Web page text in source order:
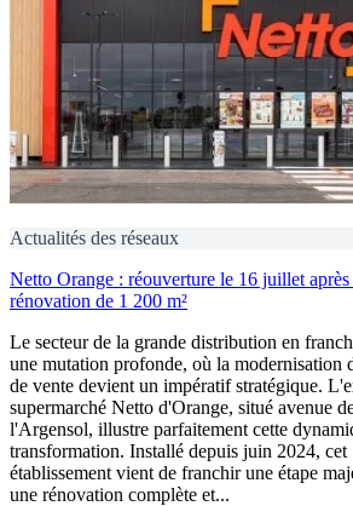
Actualités des réseaux
Netto Orange : réouverture le 16 juillet après
rénovation de 1 200 m²
Le secteur de la grande distribution en
une mutation profonde, où la modernisation
de vente devient un impératif stratégique.
supermarché Netto d'Orange, situé avenue
l'Argensol, illustre parfaitement cette
transformation. Installé depuis juin 2024, cet
établissement vient de franchir une étape
une rénovation complète et...